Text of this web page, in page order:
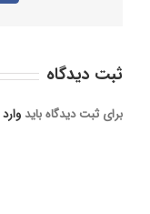
ثبت ديدگاه
برای ثبت دیدگاه باید وارد